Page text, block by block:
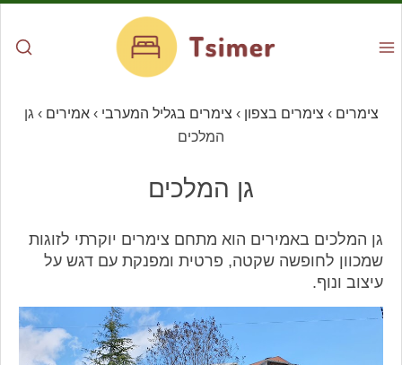
צימרים › צימרים בצפון › צימרים בגליל המערבי ›אמירים › גן
המלכים
גן המלכים
גן המלכים באמירים הוא מתחם צימרים יוקרתי לזוגות
שמכוון לחופשה שקטה, פרטית ומפנקת עם דגש על
עיצוב ונוף.